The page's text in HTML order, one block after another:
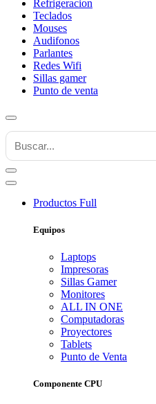
Refrigeracion
Teclados
Mouses
Audifonos
Parlantes
Redes Wifi
Sillas gamer
Punto de venta
Productos Full
Equipos
Laptops
Impresoras
Sillas Gamer
Monitores
ALL IN ONE
Computadoras
Proyectores
Tablets
Punto de Venta
Componente CPU